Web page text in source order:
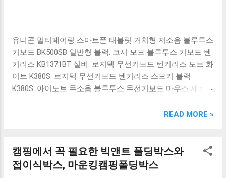
유니콘 멀티페어링 스마트폰 태블릿 거치형 저소음 블루투스
키보드 BK500SB 일반형 블랙. 코시 모모 블루투스 키보드 텐
키리스 KB1371BT 실버. 로지텍 무선키보드 텐키리스 도브 화
이트 K380S. 로지텍 무선키보드 텐키리스 스모키 블랙
K380S. 아이노트 무소음 블루투스 무선키보드 마우스 세트
OABTKBDA 퓨어 화이트. 코시 베이직 블루투스 키보드
랙. 큐센 멤브레인 무선 키보드 블랙 K1000 일반형 블루투스
키보드 구매를 고려하실 때, 추가 할인 혜택을 놓치지 마세요.
다양한 할인 혜택과 빠른배송 혜택을 놓치지 않도록 먼저 확
READ MORE »
캠핑에서 꼭 필요한 빅앤트 폴딩박스와
접이식박스, 마운킹캠핑폴딩박스